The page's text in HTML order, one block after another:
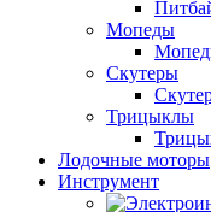
Мопеды
Скутеры
Трицыклы
Лодочные моторы
Инструмент